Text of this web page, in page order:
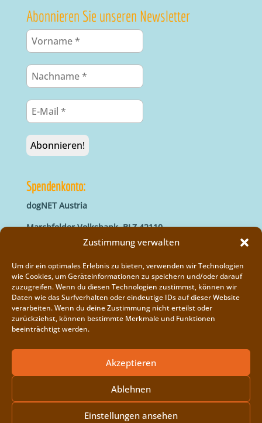
Zustimmung verwalten
Um dir ein optimales Erlebnis zu bieten, verwenden wir Technologien
wie Cookies, um Geräteinformationen zu speichern und/oder darauf
zuzugreifen. Wenn du diesen Technologien zustimmst, können wir
Daten wie das Surfverhalten oder eindeutige IDs auf dieser Website
verarbeiten. Wenn du deine Zustimmung nicht erteilst oder
zurückziehst, können bestimmte Merkmale und Funktionen
beeinträchtigt werden.
Akzeptieren
Ablehnen
Einstellungen ansehen
Abonnieren Sie unseren Newsletter
Spendenkonto:
dogNET Austria
Marchfelder Volksbank, BLZ 42110
IBAN: AT66 4211 0421 5000 0000
Cookie-Richtlinie (EU)